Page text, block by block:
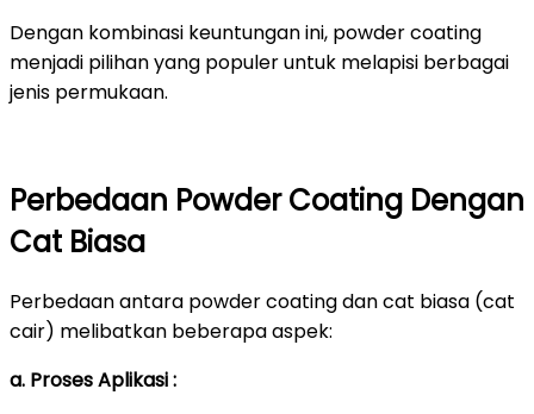
Dengan kombinasi keuntungan ini, powder coating
menjadi pilihan yang populer untuk melapisi berbagai
jenis permukaan.
Perbedaan Powder Coating Dengan
Cat Biasa
Perbedaan antara powder coating dan cat biasa (cat
cair) melibatkan beberapa aspek:
a. Proses Aplikasi :